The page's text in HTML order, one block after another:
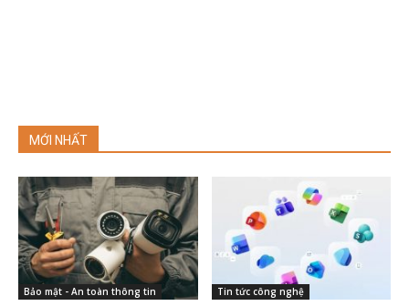
MỚI NHẤT
Bảo mật - An toàn thông tin Tin tức công nghệ